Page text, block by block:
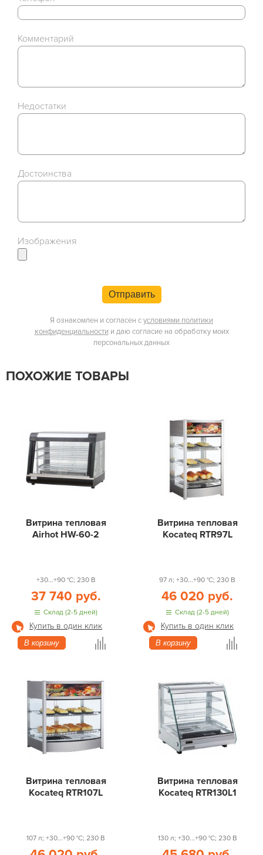
Комментарий
Недостатки
Достоинства
Изображения
Отправить
Я ознакомлен и согласен сусловиями политики
конфиденциальности и даю согласие на обработку моих
персональных данных
ПОХОЖИЕ ТОВАРЫ
Витрина тепловая
Airhot HW-60-2
+30...+90 °С; 230 В
37 740 руб.
Склад (2-5 дней)
Купить в один клик
В корзину
Витрина тепловая
Kocateq RTR97L
97 л; +30...+90 °С; 230 В
46 020 руб.
Склад (2-5 дней)
Купить в один клик
В корзину
Витрина тепловая
Kocateq RTR107L
107 л; +30...+90 °С; 230 В
Витрина тепловая
Kocateq RTR130L1
130 л; +30...+90 °С; 230 В